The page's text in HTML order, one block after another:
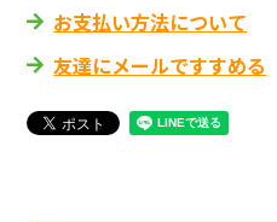
お支払い方法について
友達にメールですすめる